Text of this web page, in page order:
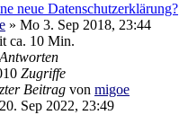
neue Datenschutzerklärung?
» Mo 3. Sep 2018, 23:44
ca. 10 Min.
Antworten
Zugriffe
Beitrag von migoe
Sep 2022, 23:49